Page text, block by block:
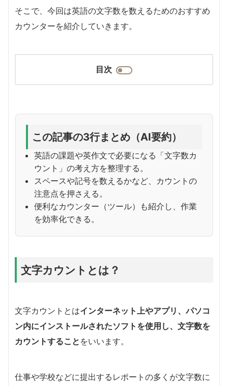
そこで、今回は英語の文字数を数えるためのおすすめ
カウンターを紹介していきます。
目次
この記事の3行まとめ（AI要約）
英語の課題や英作文で必要になる「文字数カ
ウント」の考え方を整理する。
スペースや記号を数えるかなど、カウントの
注意点を押さえる。
便利なカウンター（ツール）も紹介し、作業
を効率化できる。
文字カウントとは？
文字カウントとはインターネット上やアプリ、パソコ
ン内にインストールされたソフトを使用し、文字数を
カウントすること をいいます。
仕事や学校などに提出するレポートの多くが文字数に